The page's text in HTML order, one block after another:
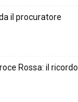
il procuratore
Rossa: il ricordo